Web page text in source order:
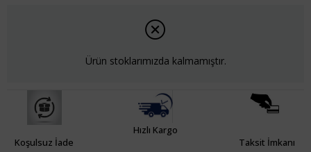
Ürün stoklarımızda kalmamıştır.
Koşulsuz İade
Hızlı Kargo
Taksit İmkanı